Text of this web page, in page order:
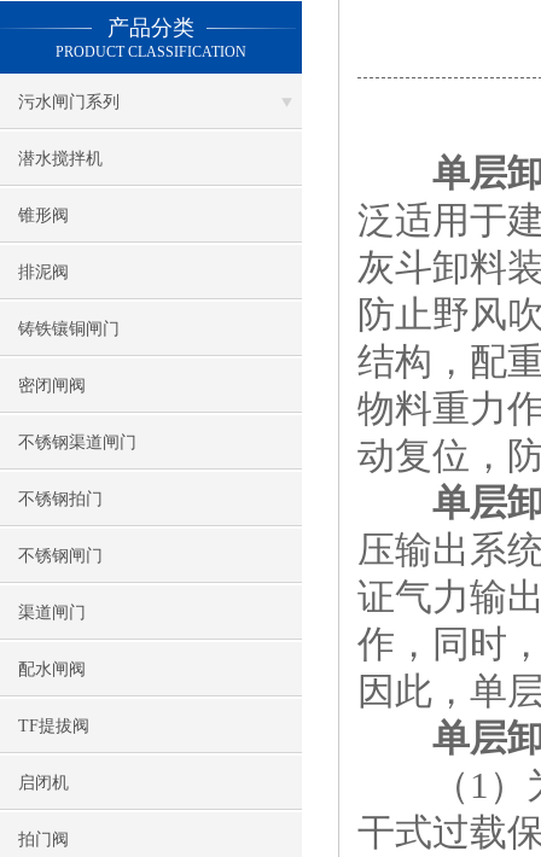
产品分类
PRODUCT CLASSIFICATION
污水闸门系列
潜水搅拌机
锥形阀
排泥阀
铸铁镶铜闸门
密闭闸阀
不锈钢渠道闸门
不锈钢拍门
不锈钢闸门
渠道闸门
配水闸阀
TF提拔阀
启闭机
拍门阀
单层
泛适用于
灰斗卸料
防止野风
结构，配
物料重力
动复位，
单层
压输出系
证气力输
作，同时
因此，单
单层
（1）为
干式过载